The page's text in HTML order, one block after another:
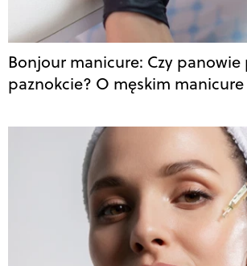
Bonjour manicure: Czy panowie
paznokcie? O męskim manicure